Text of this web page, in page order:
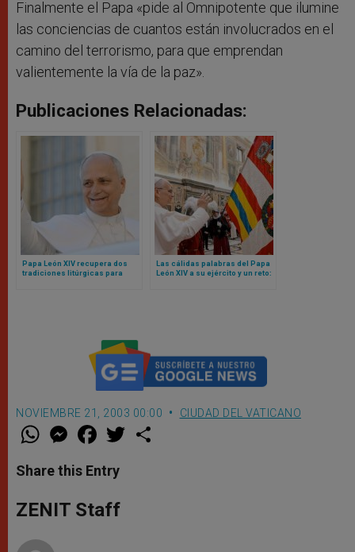
Finalmente el Papa «pide al Omnipotente que ilumine
las conciencias de cuantos están involucrados en el
camino del terrorismo, para que emprendan
valientemente la vía de la paz».
Publicaciones Relacionadas:
Papa León XIV recupera dos
tradiciones litúrgicas para
Las cálidas palabras del Papa
León XIV a su ejército y un reto:
NOVIEMBRE 21, 2003 00:00 CIUDAD DEL VATICANO
W
t
s
p
p
M
e
s
e
g
e
F
a
e
b
o
k
w
Share this Entry
ZENIT Staff